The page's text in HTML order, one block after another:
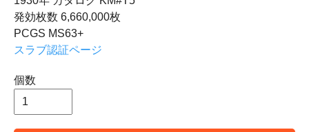
発効枚数 6,660,000枚
PCGS MS63+
スラブ認証ページ
個数